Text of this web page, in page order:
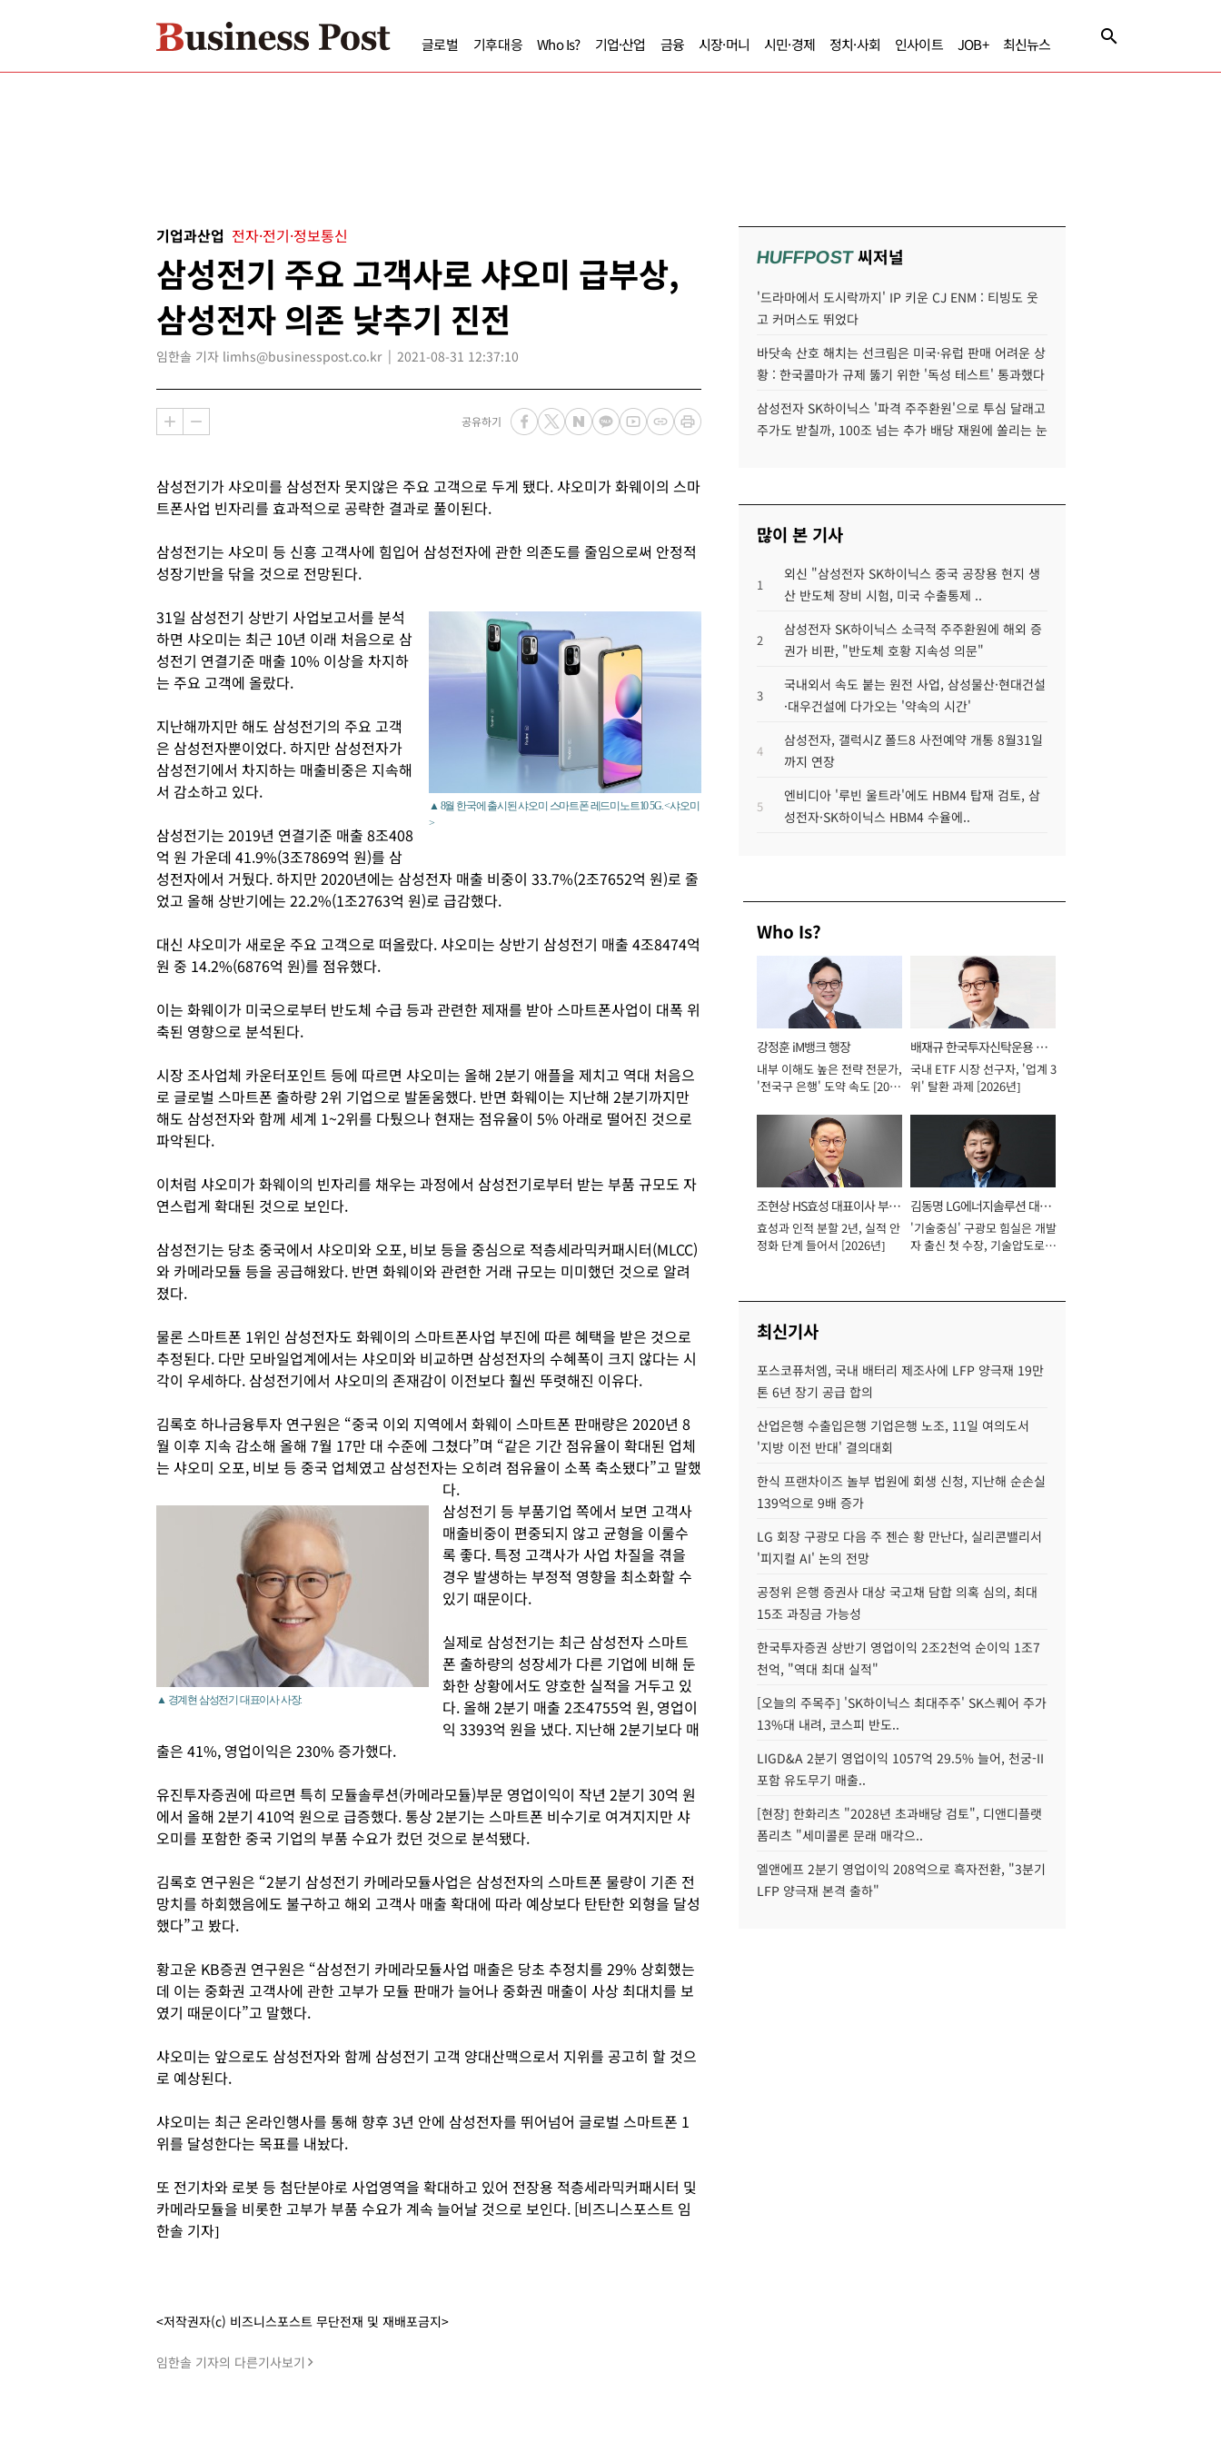
글로벌 기후대응 Who Is? 기업·산업 금융 시장·머니 시민·경제 정치·사회 인사이트 JOB+ 최신뉴스
기업과산업 전자·전기·정보통신
삼성전기 주요 고객사로 샤오미 급부상,
삼성전자 의존 낮추기 진전
임한솔 기자 limhs@businesspost.co.kr 2021-08-31 12:37:10
공유하기
삼성전기가 샤오미를 삼성전자 못지않은 주요 고객으로 두게 됐다. 샤오미가 화웨이의 스마
트폰사업 빈자리를 효과적으로 공략한 결과로 풀이된다.
삼성전기는 샤오미 등 신흥 고객사에 힘입어 삼성전자에 관한 의존도를 줄임으로써 안정적
성장기반을 닦을 것으로 전망된다.
▲ 8월 한국에 출시된 샤오미 스마트폰 레드미노트10 5G. <샤오미
>
31일 삼성전기 상반기 사업보고서를 분석
하면 샤오미는 최근 10년 이래 처음으로 삼
성전기 연결기준 매출 10% 이상을 차지하
는 주요 고객에 올랐다.
지난해까지만 해도 삼성전기의 주요 고객
은 삼성전자뿐이었다. 하지만 삼성전자가
삼성전기에서 차지하는 매출비중은 지속해
서 감소하고 있다.
삼성전기는 2019년 연결기준 매출 8조408
억 원 가운데 41.9%(3조7869억 원)를 삼
성전자에서 거뒀다. 하지만 2020년에는 삼성전자 매출 비중이 33.7%(2조7652억 원)로 줄
었고 올해 상반기에는 22.2%(1조2763억 원)로 급감했다.
대신 샤오미가 새로운 주요 고객으로 떠올랐다. 샤오미는 상반기 삼성전기 매출 4조8474억
원 중 14.2%(6876억 원)를 점유했다.
이는 화웨이가 미국으로부터 반도체 수급 등과 관련한 제재를 받아 스마트폰사업이 대폭 위
축된 영향으로 분석된다.
시장 조사업체 카운터포인트 등에 따르면 샤오미는 올해 2분기 애플을 제치고 역대 처음으
로 글로벌 스마트폰 출하량 2위 기업으로 발돋움했다. 반면 화웨이는 지난해 2분기까지만
해도 삼성전자와 함께 세계 1~2위를 다퉜으나 현재는 점유율이 5% 아래로 떨어진 것으로
파악된다.
이처럼 샤오미가 화웨이의 빈자리를 채우는 과정에서 삼성전기로부터 받는 부품 규모도 자
연스럽게 확대된 것으로 보인다.
삼성전기는 당초 중국에서 샤오미와 오포, 비보 등을 중심으로 적층세라믹커패시터(MLCC)
와 카메라모듈 등을 공급해왔다. 반면 화웨이와 관련한 거래 규모는 미미했던 것으로 알려
졌다.
물론 스마트폰 1위인 삼성전자도 화웨이의 스마트폰사업 부진에 따른 혜택을 받은 것으로
추정된다. 다만 모바일업계에서는 샤오미와 비교하면 삼성전자의 수혜폭이 크지 않다는 시
각이 우세하다. 삼성전기에서 샤오미의 존재감이 이전보다 훨씬 뚜렷해진 이유다.
김록호 하나금융투자 연구원은 “중국 이외 지역에서 화웨이 스마트폰 판매량은 2020년 8
월 이후 지속 감소해 올해 7월 17만 대 수준에 그쳤다”며 “같은 기간 점유율이 확대된 업체
는 샤오미 오포, 비보 등 중국 업체였고 삼성전자는 오히려 점유율이 소폭 축소됐다”고 말했
다.
▲ 경계현 삼성전기 대표이사 사장.
삼성전기 등 부품기업 쪽에서 보면 고객사
매출비중이 편중되지 않고 균형을 이룰수
록 좋다. 특정 고객사가 사업 차질을 겪을
경우 발생하는 부정적 영향을 최소화할 수
있기 때문이다.
실제로 삼성전기는 최근 삼성전자 스마트
폰 출하량의 성장세가 다른 기업에 비해 둔
화한 상황에서도 양호한 실적을 거두고 있
다. 올해 2분기 매출 2조4755억 원, 영업이
익 3393억 원을 냈다. 지난해 2분기보다 매
출은 41%, 영업이익은 230% 증가했다.
유진투자증권에 따르면 특히 모듈솔루션(카메라모듈)부문 영업이익이 작년 2분기 30억 원
에서 올해 2분기 410억 원으로 급증했다. 통상 2분기는 스마트폰 비수기로 여겨지지만 샤
오미를 포함한 중국 기업의 부품 수요가 컸던 것으로 분석됐다.
김록호 연구원은 “2분기 삼성전기 카메라모듈사업은 삼성전자의 스마트폰 물량이 기존 전
망치를 하회했음에도 불구하고 해외 고객사 매출 확대에 따라 예상보다 탄탄한 외형을 달성
했다”고 봤다.
황고운 KB증권 연구원은 “삼성전기 카메라모듈사업 매출은 당초 추정치를 29% 상회했는
데 이는 중화권 고객사에 관한 고부가 모듈 판매가 늘어나 중화권 매출이 사상 최대치를 보
였기 때문이다”고 말했다.
샤오미는 앞으로도 삼성전자와 함께 삼성전기 고객 양대산맥으로서 지위를 공고히 할 것으
로 예상된다.
샤오미는 최근 온라인행사를 통해 향후 3년 안에 삼성전자를 뛰어넘어 글로벌 스마트폰 1
위를 달성한다는 목표를 내놨다.
또 전기차와 로봇 등 첨단분야로 사업영역을 확대하고 있어 전장용 적층세라믹커패시터 및
카메라모듈을 비롯한 고부가 부품 수요가 계속 늘어날 것으로 보인다. [비즈니스포스트 임
한솔 기자]
<저작권자(c) 비즈니스포스트 무단전재 및 재배포금지>
임한솔 기자의 다른기사보기
HUFFPOST씨저널
'드라마에서 도시락까지' IP 키운 CJ ENM : 티빙도 웃
고 커머스도 뛰었다
바닷속 산호 해치는 선크림은 미국·유럽 판매 어려운 상
황 : 한국콜마가 규제 뚫기 위한 '독성 테스트' 통과했다
삼성전자 SK하이닉스 '파격 주주환원'으로 투심 달래고
주가도 받칠까, 100조 넘는 추가 배당 재원에 쏠리는 눈
많이 본 기사
1
외신 "삼성전자 SK하이닉스 중국 공장용 현지 생
산 반도체 장비 시험, 미국 수출통제 ..
2
삼성전자 SK하이닉스 소극적 주주환원에 해외 증
권가 비판, "반도체 호황 지속성 의문"
3
국내외서 속도 붙는 원전 사업, 삼성물산·현대건설
·대우건설에 다가오는 '약속의 시간'
4
삼성전자, 갤럭시Z 폴드8 사전예약 개통 8월31일
까지 연장
5
엔비디아 '루빈 울트라'에도 HBM4 탑재 검토, 삼
성전자·SK하이닉스 HBM4 수율에..
Who Is?
강정훈 iM뱅크 행장
내부 이해도 높은 전략 전문가,
'전국구 은행' 도약 속도 [2026
배재규 한국투자신탁운용 대
표이사 사장
국내 ETF 시장 선구자, '업계 3
위' 탈환 과제 [2026년]
조현상 HS효성 대표이사 부회
장
효성과 인적 분할 2년, 실적 안
정화 단계 들어서 [2026년]
김동명 LG에너지솔루션 대표
이사 사장
'기술중심' 구광모 힘실은 개발
자 출신 첫 수장, 기술압도로
최신기사
포스코퓨처엠, 국내 배터리 제조사에 LFP 양극재 19만
톤 6년 장기 공급 합의
산업은행 수출입은행 기업은행 노조, 11일 여의도서
'지방 이전 반대' 결의대회
한식 프랜차이즈 놀부 법원에 회생 신청, 지난해 순손실
139억으로 9배 증가
LG 회장 구광모 다음 주 젠슨 황 만난다, 실리콘밸리서
'피지컬 AI' 논의 전망
공정위 은행 증권사 대상 국고채 담합 의혹 심의, 최대
15조 과징금 가능성
한국투자증권 상반기 영업이익 2조2천억 순이익 1조7
천억, "역대 최대 실적"
[오늘의 주목주] 'SK하이닉스 최대주주' SK스퀘어 주가
13%대 내려, 코스피 반도..
LIGD&A 2분기 영업이익 1057억 29.5% 늘어, 천궁-II
포함 유도무기 매출..
[현장] 한화리츠 "2028년 초과배당 검토", 디앤디플랫
폼리츠 "세미콜론 문래 매각으..
엘앤에프 2분기 영업이익 208억으로 흑자전환, "3분기
LFP 양극재 본격 출하"